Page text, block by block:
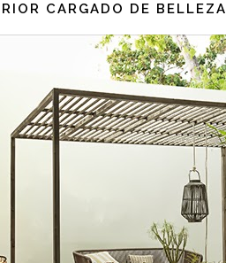
CARGADO DE BELLEZA